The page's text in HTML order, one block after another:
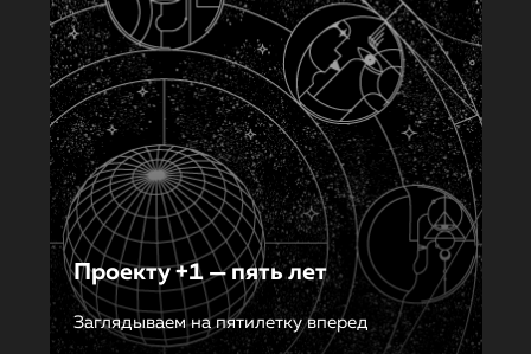
Проекту +1 — пять лет
Заглядываем на пятилетку вперед